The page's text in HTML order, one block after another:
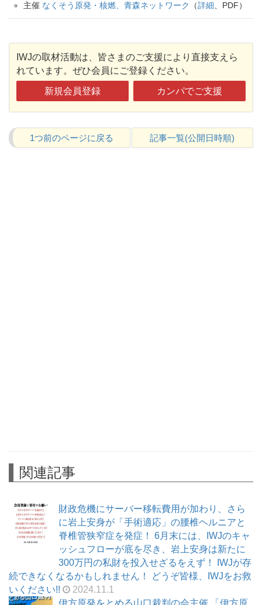
主催 なくそう原発・核燃、青森ネットワーク （詳細、PDF）
IWJの取材活動は、皆さまのご支援により直接支えら
れています。ぜひ会員にご登録ください。
新規会員登録 カンパでご支援
1つ前のページに戻る 記事一覧(公開日時順)
関連記事
財政危機にサーバー移転費用が加わり、さら
に岩上安身が「手術適応」の腰椎ヘルニアと
脊椎管狭窄症を発症！ 6月末には、IWJのキャ
ッシュフローが底を尽き、岩上安身は新たに
300万円の私財を投入せざるをえず！ IWJが存
続できなくなるかもしれません！ どうぞ皆様、IWJをお救
いください!!
2024.11.1
伊方原発をとめる山口裁判の会主催 「伊方原